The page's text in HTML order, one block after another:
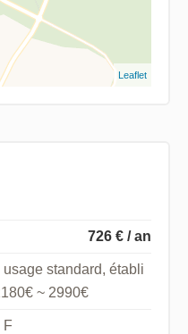
Leaflet
726 € / an
standard, établi
~ 2990€
F